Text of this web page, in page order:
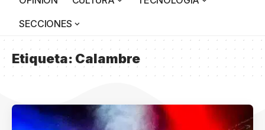
SECCIONES
Etiqueta:Calambre